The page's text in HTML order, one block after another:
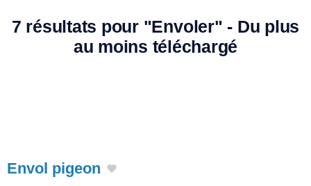
7 résultats pour "Envoler" - Du plus
au moins téléchargé
Envol pigeon